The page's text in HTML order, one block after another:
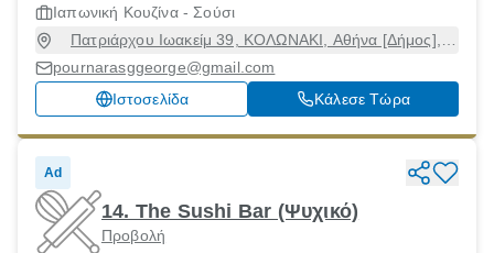
Ιαπωνική Κουζίνα - Σούσι
Πατριάρχου Ιωακείμ 39, ΚΟΛΩΝΑΚΙ, Αθήνα [Δήμος],
Αττική, 10675
pournarasggeorge@gmail.com
Ιστοσελίδα
Κάλεσε Τώρα
Ad
14. The Sushi Bar (Ψυχικό)
Προβολή